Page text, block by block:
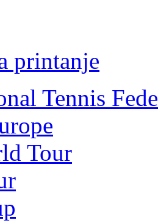
printanje
Tennis
Tour